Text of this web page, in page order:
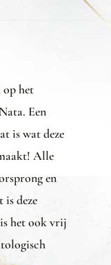
op het
Een
is wat deze
Alle
en
deze
het ook vrij